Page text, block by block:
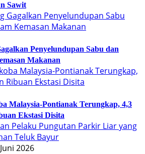
Sawit
Penyelundupan Sabu dan
Makanan
Malaysia-Pontianak Terungkap, 4,3
Ekstasi Disita
2026